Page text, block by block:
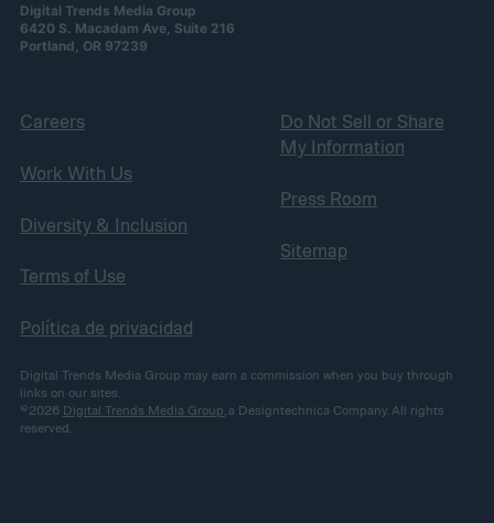
Digital Trends Media Group
6420 S. Macadam Ave, Suite 216
Portland, OR 97239
Careers
Work With Us
Diversity & Inclusion
Terms of Use
Política de privacidad
Do Not Sell or Share
My Information
Press Room
Sitemap
Digital Trends Media Group may earn a commission when you buy through
links on our sites.
©2026 Digital Trends Media Group, a Designtechnica Company. All rights
reserved.